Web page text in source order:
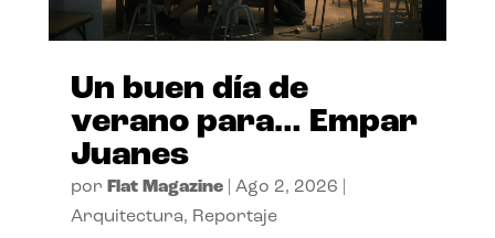
Un buen día de
verano para… Empar
Juanes
por Flat Magazine| Ago 2, 2026
Arquitectura, Reportaje